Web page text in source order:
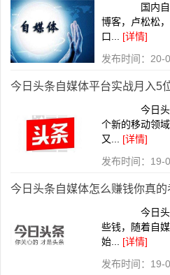
国内自媒体
博客，卢松松
口... [详情]
发布时间：
今日头条自媒体平台实战月入5
今日头条自
个新的移动领
又... [详情]
发布时间：
今日头条自媒体怎么赚钱你真
今日头条让
些钱，随着自
始... [详情]
发布时间：